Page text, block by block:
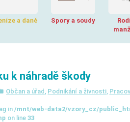
a daně Spory a soudy
k náhradě škody
Občan a úřad , Podnikání a živnosti,
in/mnt/web-data2/vzory_cz/
on line 33